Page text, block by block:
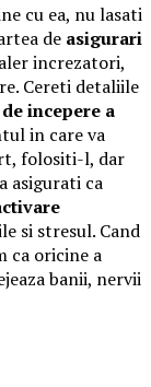
cu ea, nu lasati
de asigurari
increzatori,
Cereti detaliile
incepere a
in care va
folositi-l, dar
asigurati ca
si stresul. Cand
ca oricine a
banii, nervii